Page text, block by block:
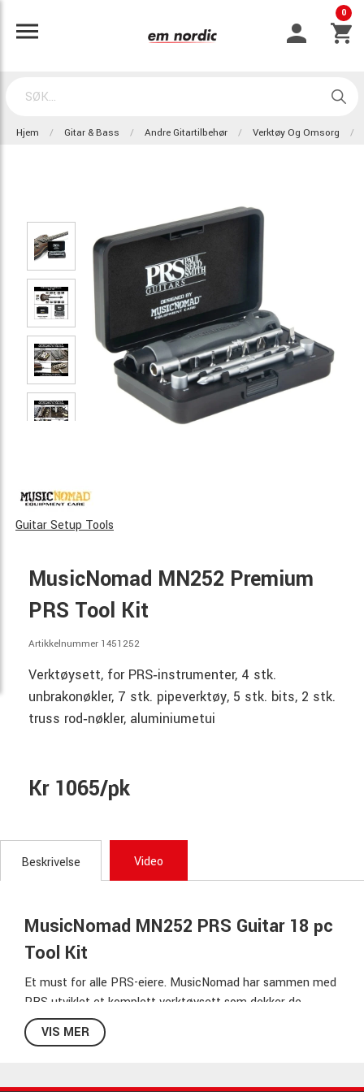
0
Hjem Gitar & Bass Andre Gitartilbehør Verktøy Og Omsorg
Guitar Setup Tools
MusicNomad MN252 Premium
PRS Tool Kit
Artikkelnummer 1451252
Verktøysett, for PRS‑instrumenter, 4 stk.
unbrakonøkler, 7 stk. pipeverktøy, 5 stk. bits, 2 stk.
truss rod‑nøkler, aluminiumetui
Kr 1065/pk
Beskrivelse Video
MusicNomad MN252 PRS Guitar 18 pc
Tool Kit
Et must for alle PRS-eiere. MusicNomad har sammen med
PRS utviklet et komplett verktøysett som dekker de
vanligste justeringene på både USA- og SE-modeller. Det
solide aluminiumsetuiet kombinerer høy presisjon, riktige
VIS MER